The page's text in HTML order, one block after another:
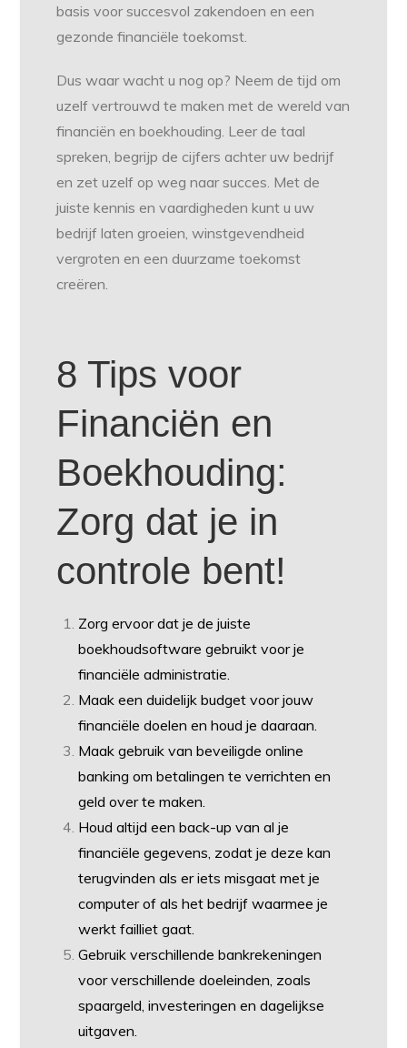
basis voor succesvol zakendoen en een
gezonde financiële toekomst.
Dus waar wacht u nog op? Neem de tijd om
uzelf vertrouwd te maken met de wereld van
financiën en boekhouding. Leer de taal
spreken, begrijp de cijfers achter uw bedrijf
en zet uzelf op weg naar succes. Met de
juiste kennis en vaardigheden kunt u uw
bedrijf laten groeien, winstgevendheid
vergroten en een duurzame toekomst
creëren.
8 Tips voor
Financiën en
Boekhouding:
Zorg dat je in
controle bent!
Zorg ervoor dat je de juiste
boekhoudsoftware gebruikt voor je
financiële administratie.
Maak een duidelijk budget voor jouw
financiële doelen en houd je daaraan.
Maak gebruik van beveiligde online
banking om betalingen te verrichten en
geld over te maken.
Houd altijd een back-up van al je
financiële gegevens, zodat je deze kan
terugvinden als er iets misgaat met je
computer of als het bedrijf waarmee je
werkt failliet gaat.
Gebruik verschillende bankrekeningen
voor verschillende doeleinden, zoals
spaargeld, investeringen en dagelijkse
uitgaven.